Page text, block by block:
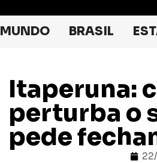
MUNDO BRASIL
Itaperuna:
perturba o
pede